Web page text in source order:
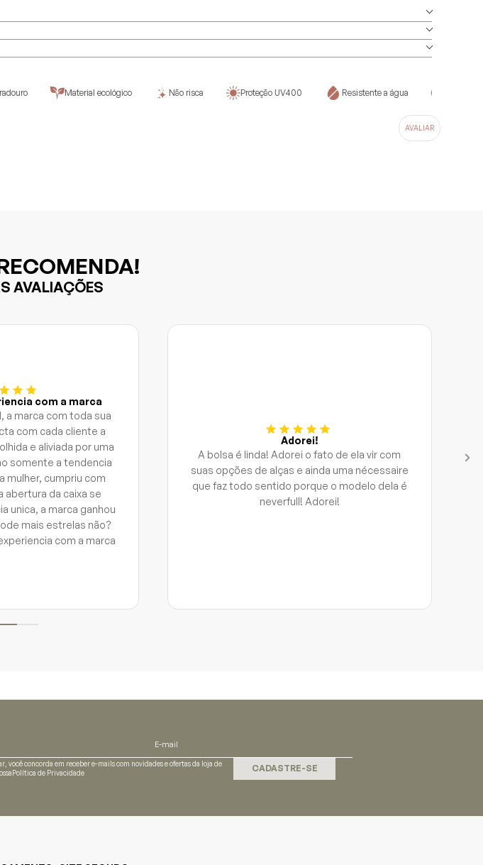
Material ecológico Não risca Proteção UV400 Resistente a água
AVALIAÇÕES
com a marca
a marca com toda sua
com cada cliente a
e aliviada por uma
somente a tendencia
mulher, cumpriu com
abertura da caixa se
unica, a marca ganhou
mais estrelas não?
com a marca
Adorei!
A bolsa é linda! Adorei o fato de ela vir com
suas opções de alças e ainda uma nécessaire
que faz todo sentido porque o modelo dela é
neverfull! Adorei!
CADASTRE-SE
você concorda em receber e-mails com novidades e ofertas da loja de
Política de Privacidade